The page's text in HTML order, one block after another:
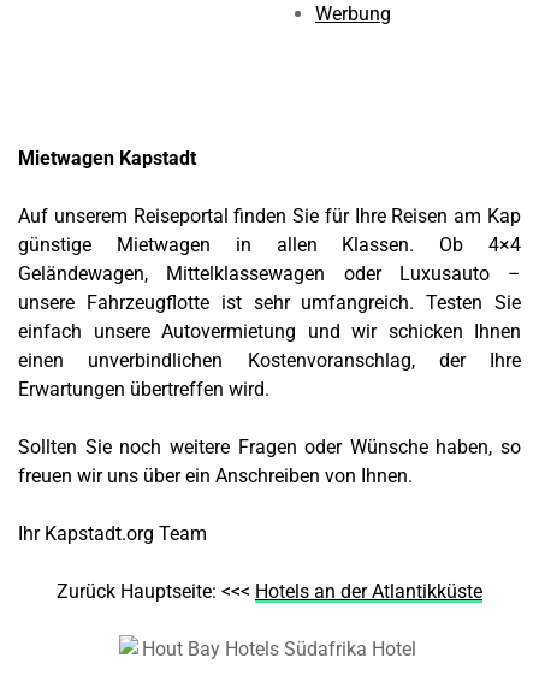
Werbung
Mietwagen Kapstadt
Auf unserem Reiseportal finden Sie für Ihre Reisen am Kap
günstige Mietwagen in allen Klassen. Ob 4×4
Geländewagen, Mittelklassewagen oder Luxusauto –
unsere Fahrzeugflotte ist sehr umfangreich. Testen Sie
einfach unsere Autovermietung und wir schicken Ihnen
einen unverbindlichen Kostenvoranschlag, der Ihre
Erwartungen übertreffen wird.
Sollten Sie noch weitere Fragen oder Wünsche haben, so
freuen wir uns über ein Anschreiben von Ihnen.
Ihr Kapstadt.org Team
Zurück Hauptseite: <<< Hotels an der Atlantikküste